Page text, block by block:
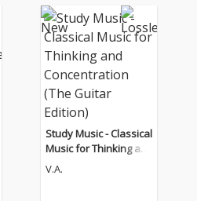
Study Music - Classical
Music for Thinking an
d Concentration (The
V.A.